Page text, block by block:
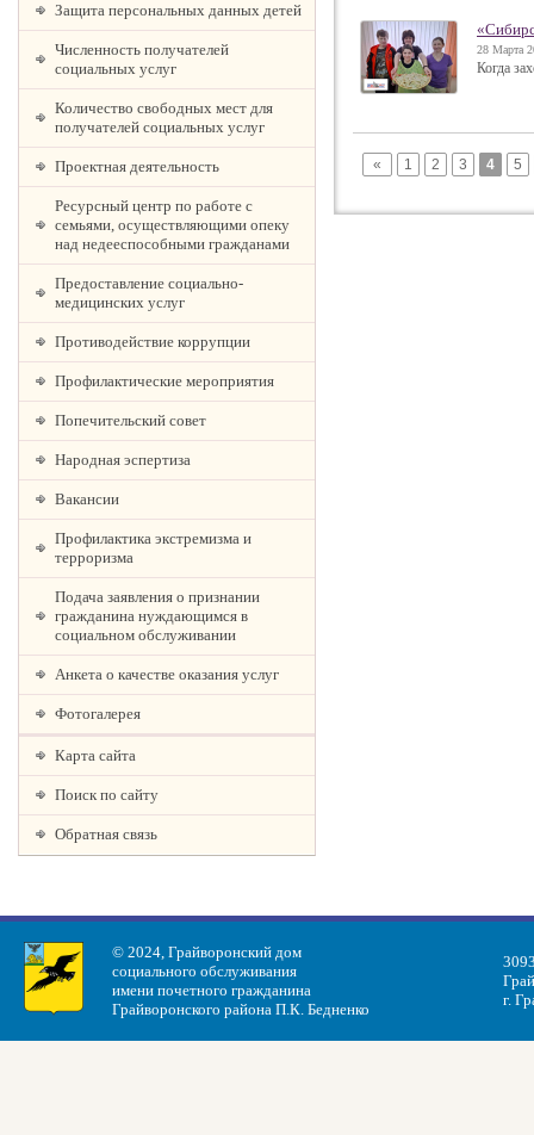
Защита персональных данных детей
Численность получателей
социальных услуг
Количество свободных мест для
получателей социальных услуг
Проектная деятельность
Ресурсный центр по работе с
семьями, осуществляющими опеку
над недееспособными гражданами
Предоставление социально-
медицинских услуг
Противодействие коррупции
Профилактические мероприятия
Попечительский совет
Народная эспертиза
Вакансии
Профилактика экстремизма и
терроризма
Подача заявления о признании
гражданина нуждающимся в
социальном обслуживании
Анкета о качестве оказания услуг
Фотогалерея
Карта сайта
Поиск по сайту
Обратная связь
28 Марта
Когда
« 1 2 3 4 5
© 2024, Грайворонский дом
социального обслуживания
имени почетного гражданина
Грайворонского района П.К. Бедненко
г.